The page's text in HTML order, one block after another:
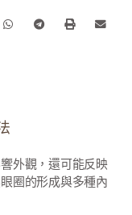
外觀，還可能反映
圈的形成與多種內